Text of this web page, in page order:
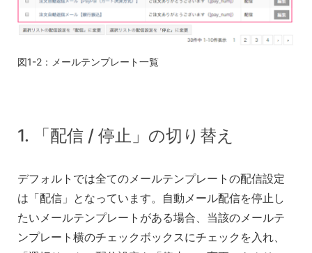
図1-2：メールテンプレート一覧
1. 「配信 / 停止」の切り替え
デフォルトでは全てのメールテンプレートの配信設定
は「配信」となっています。自動メール配信を停止し
たいメールテンプレートがある場合、当該のメールテ
ンプレート横のチェックボックスにチェックを入れ、